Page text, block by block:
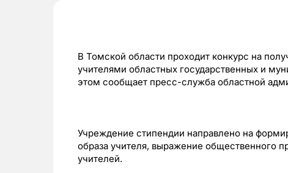
В Томской области проходит конкурс на
учителями областных государственных и
этом сообщает пресс-служба областной
Учреждение стипендии направлено на
образа учителя, выражение общественного
учителей.